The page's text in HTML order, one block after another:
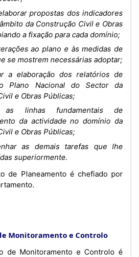
propostas dos indicadores
da Construção Civil e Obras
a fixação para cada domínio;
ao plano e às medidas de
se mostrem necessárias adoptar;
a elaboração dos relatórios de
Plano Nacional do Sector da
e Obras Públicas;
linhas fundamentais de
da actividade no domínio da
e Obras Públicas;
as demais tarefas que lhe
superiormente.
Monitoramento e Controlo